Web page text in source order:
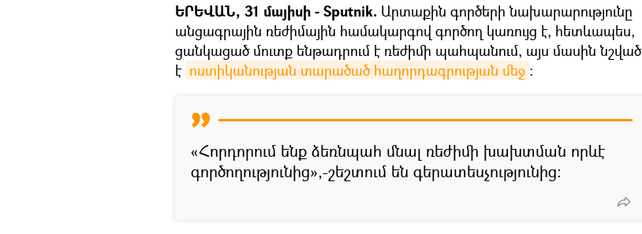
ԵՐԵՎԱՆ, 31 մայիսի - Sputnik. Արտաքին գործերի նախարարությունը
անցագրային ռեժիմային համակարգով գործող կառույց է, հետևապես,
ցանկացած մուտք ենթադրում է ռեժիմի պահպանում, այս մասին նշված
է ոստիկանության տարածած հաղորդագրության մեջ ։
«Հորդորում ենք ձեռնպահ մնալ ռեժիմի խախտման որևէ
գործողությունից»,-շեշտում են գերատեսչությունից։